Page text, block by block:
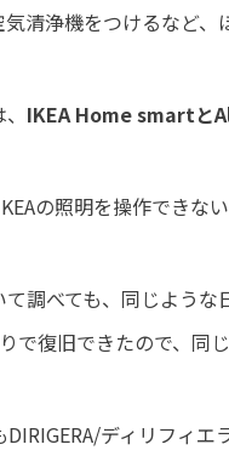
清浄機をつけるなど、
IKEA Home smartと
の照明を操作できな
調べても、同じような
で復旧できたので、同
DIRIGERA/ディリフィ